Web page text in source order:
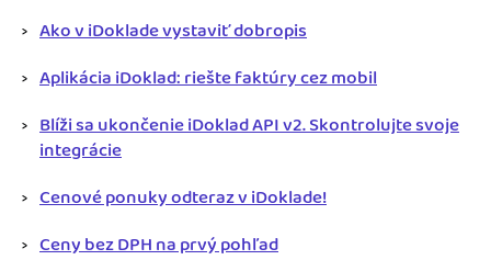
Ako v iDoklade vystaviť dobropis
Aplikácia iDoklad: riešte faktúry cez mobil
Blíži sa ukončenie iDoklad API v2. Skontrolujte svoje
integrácie
Cenové ponuky odteraz v iDoklade!
Ceny bez DPH na prvý pohľad